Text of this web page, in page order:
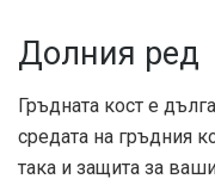
Долния ред
Гръдната кост е
средата на гръдния
така и защита за